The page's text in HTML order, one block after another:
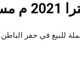
للبيع في حفر